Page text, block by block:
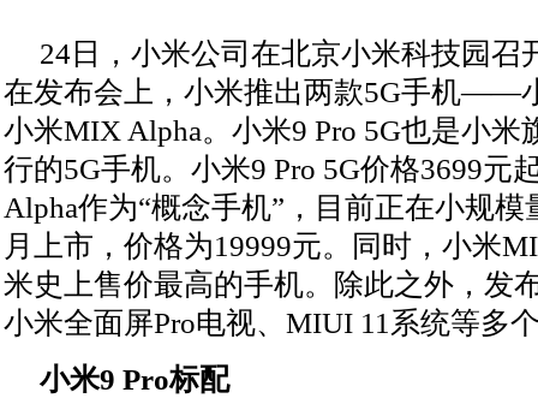
24日，小米公司在北京小米科技园召
在发布会上，小米推出两款5G手机——
小米MIX Alpha。小米9 Pro 5G也是小米
行的5G手机。小米9 Pro 5G价格3699元
Alpha作为“概念手机”，目前正在小规
月上市，价格为19999元。同时，小米
米史上售价最高的手机。除此之外，发
小米全面屏Pro电视、MIUI 11系统等多
小米9 Pro标配